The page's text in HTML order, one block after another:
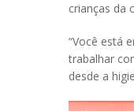
crianças da
“Você está
trabalhar
desde a